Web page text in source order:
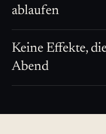
ablaufen
Keine Effekte,
Abend